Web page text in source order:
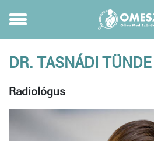
DR. TASNÁDI TÜNDE
Radiológus